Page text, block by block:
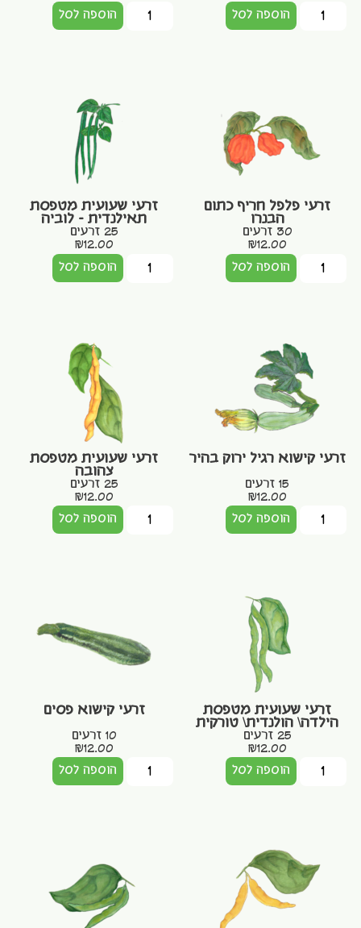
הוספה לסל
הוספה לסל
זרעי פלפל חריף כתום
הבנרו
30 זרעים
₪12.00
הוספה לסל
זרעי שעועית מטפסת
תאילנדית – לוביה
25 זרעים
₪12.00
הוספה לסל
זרעי קישוא רגיל ירוק בהיר
15 זרעים
₪12.00
הוספה לסל
זרעי שעועית מטפסת
צהובה
25 זרעים
₪12.00
הוספה לסל
זרעי שעועית מטפסת
הילדה\ הולנדית\ טורקית
25 זרעים
₪12.00
הוספה לסל
זרעי קישוא פסים
10 זרעים
₪12.00
הוספה לסל